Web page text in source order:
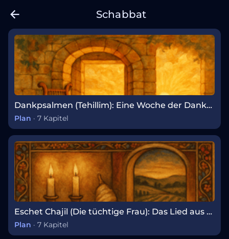
Schabbat
Dankpsalmen (Tehillim): Eine Woche der Dankbarkeit
Plan · 7 Kapitel
Eschet Chajil (Die tüchtige Frau): Das Lied aus Sprüche 31
Plan · 7 Kapitel